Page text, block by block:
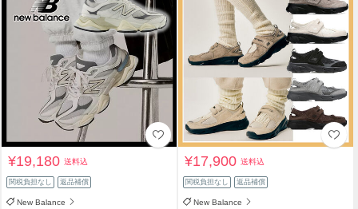
¥19,180送料込
関税負担なし 返品補償
New Balance
¥17,900送料込
関税負担なし 返品補償
New Balance